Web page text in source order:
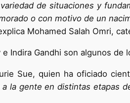
de situaciones y
o con motivo de un
Mohamed Salah Omri,
e Indira Gandhi son algunos
Sue, quien ha oficiado
la gente en distintas etapas